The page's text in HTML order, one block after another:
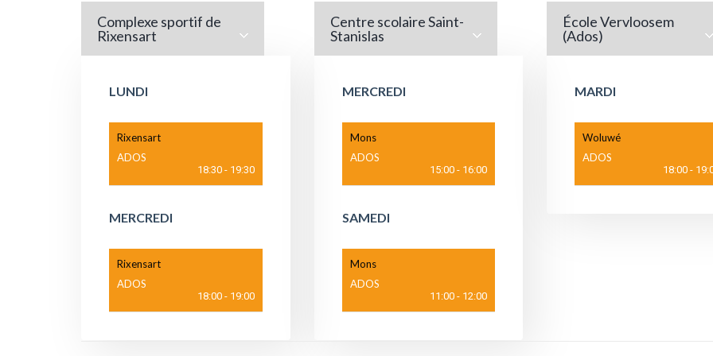
Complexe sportif de
Rixensart
LUNDI
Rixensart
ADOS
18:30- 19:30
MERCREDI
Rixensart
ADOS
18:00- 19:00
Centre scolaire Saint-
Stanislas
MERCREDI
Mons
ADOS
15:00 - 16:00
SAMEDI
Mons
ADOS
11:00 - 12:00
École Vervloosem
(Ados)
MARDI
Woluwé
ADOS
18:00-